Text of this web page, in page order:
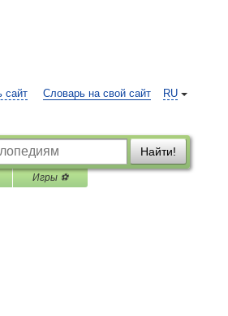
RU
сайт Словарь на свой сайт
Найти!
Игры ⚽